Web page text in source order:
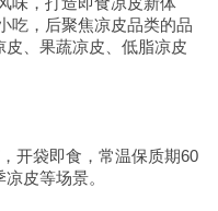
吃，后聚焦凉皮品类的品
、果蔬凉皮、低脂凉皮
开袋即食，常温保质期60
皮等场景。